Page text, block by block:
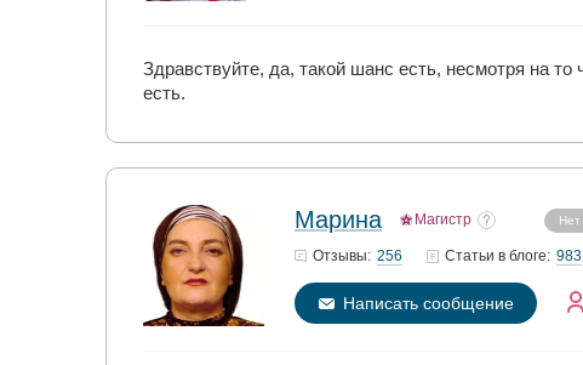
Здравствуйте, да, такой шанс есть, несмотря на
есть.
Марина Магистр Нет
Отзывы: 256 Статьи в блоге: 983
Написать сообщение